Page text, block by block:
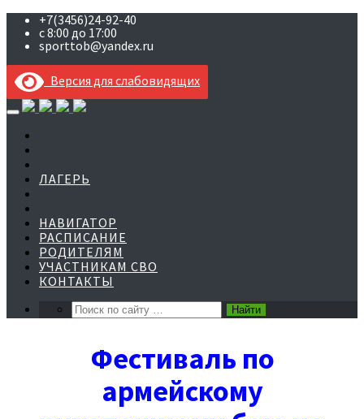
+7(3456)24-92-40
с 8:00 до 17:00
sporttob@yandex.ru
Версия для слабовидящих
Skip
to
content
ЛАГЕРЬ
НАВИГАТОР
РАСПИСАНИЕ
РОДИТЕЛЯМ
УЧАСТНИКАМ СВО
КОНТАКТЫ
Фестиваль по
армейскому